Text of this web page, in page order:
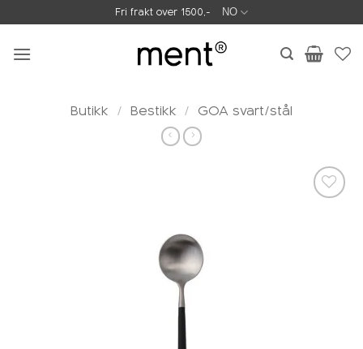
to
content
Fri frakt over 1500,- NO
Butikk / Bestikk / GOA svart/stål